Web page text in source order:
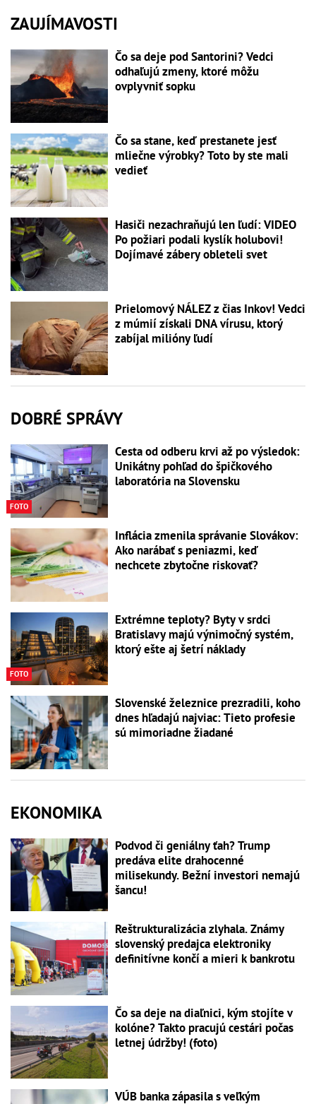
ZAUJÍMAVOSTI
Čo sa deje pod Santorini? Vedci
odhaľujú zmeny, ktoré môžu
ovplyvniť sopku
Čo sa stane, keď prestanete jesť
mliečne výrobky? Toto by ste mali
vedieť
Hasiči nezachraňujú len ľudí: VIDEO
Po požiari podali kyslík holubovi!
Dojímavé zábery obleteli svet
Prielomový NÁLEZ z čias Inkov! Vedci
z múmií získali DNA vírusu, ktorý
zabíjal milióny ľudí
DOBRÉ SPRÁVY
FOTO
Cesta od odberu krvi až po výsledok:
Unikátny pohľad do špičkového
laboratória na Slovensku
Inflácia zmenila správanie Slovákov:
Ako narábať s peniazmi, keď
nechcete zbytočne riskovať?
FOTO
Extrémne teploty? Byty v srdci
Bratislavy majú výnimočný systém,
ktorý ešte aj šetrí náklady
Slovenské železnice prezradili, koho
dnes hľadajú najviac: Tieto profesie
sú mimoriadne žiadané
EKONOMIKA
Podvod či geniálny ťah? Trump
predáva elite drahocenné
milisekundy. Bežní investori nemajú
šancu!
Reštrukturalizácia zlyhala. Známy
slovenský predajca elektroniky
definitívne končí a mieri k bankrotu
Čo sa deje na diaľnici, kým stojíte v
kolóne? Takto pracujú cestári počas
letnej údržby! (foto)
VÚB banka zápasila s veľkým